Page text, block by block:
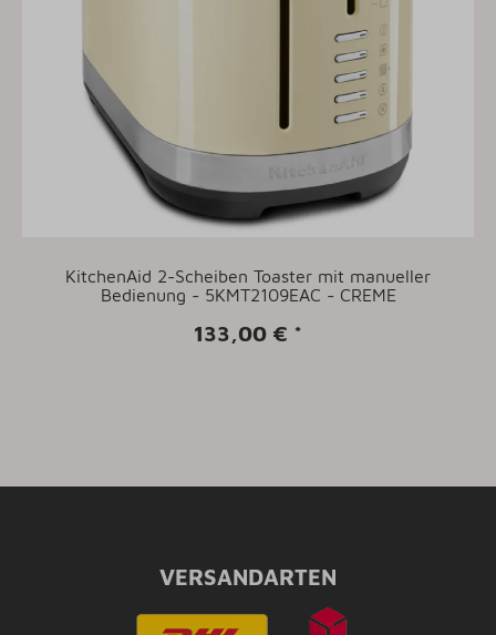
KitchenAid 2-Scheiben Toaster mit manueller
Bedienung - 5KMT2109EAC - CREME
133,00 € *
VERSANDARTEN